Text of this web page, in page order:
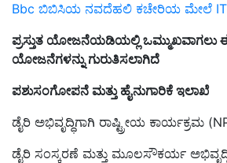
Bbc ಬಿಬಿಸಿಯ ನವದೆಹಲಿ ಕಚೇರಿಯ ಮೇಲೆ IT
ಪ್ರಸ್ತುತ ಯೋಜನೆಯಡಿಯಲ್ಲಿ ಒಮ್ಮುಖವಾಗಲು
ಯೋಜನೆಗಳನ್ನು ಗುರುತಿಸಲಾಗಿದೆ
ಪಶುಸಂಗೋಪನೆ ಮತ್ತು ಹೈನುಗಾರಿಕೆ ಇಲಾಖೆ
ಡೈರಿ ಅಭಿವೃದ್ಧಿಗಾಗಿ ರಾಷ್ಟ್ರೀಯ ಕಾರ್ಯಕ್ರಮ
ಡೈರಿ ಸಂಸ್ಕರಣೆ ಮತ್ತು ಮೂಲಸೌಕರ್ಯ